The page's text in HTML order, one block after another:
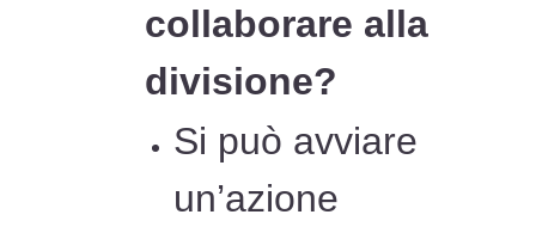
collaborare alla
divisione?
Si può avviare
un’azione